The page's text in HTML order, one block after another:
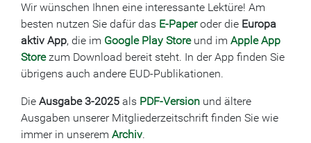
Wir wünschen Ihnen eine interessante Lektüre! Am
besten nutzen Sie dafür das E-Paperoder die Europa
aktiv App, die im Google Play Storeund im Apple App
Storezum Download bereit steht. In der App finden Sie
übrigens auch andere EUD-Publikationen.
Die Ausgabe 3-2025 als PDF-Version und ältere
Ausgaben unserer Mitgliederzeitschrift finden Sie wie
immer in unserem Archiv.